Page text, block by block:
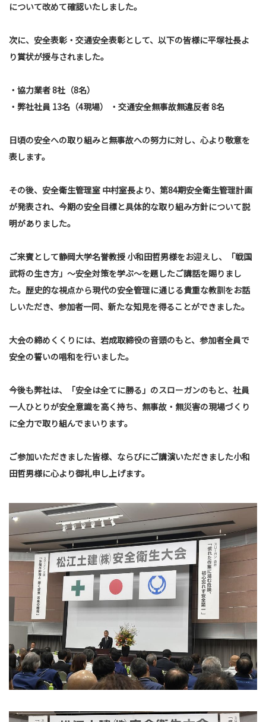
について改めて確認いたしました。
次に、安全表彰・交通安全表彰として、以下の皆様に平塚社長よ
り賞状が授与されました。
・協力業者 8社（8名）
・弊社社員 13名（4現場） ・交通安全無事故無違反者 8名
日頃の安全への取り組みと無事故への努力に対し、心より敬意を
表します。
その後、安全衛生管理室 中村室長より、第84期安全衛生管理計画
が発表され、今期の安全目標と具体的な取り組み方針について説
明がありました。
ご来賓として静岡大学名誉教授 小和田哲男様をお迎えし、「戦国
武将の生き方」～安全対策を学ぶ～を題したご講話を賜りまし
た。歴史的な視点から現代の安全管理に通じる貴重な教訓をお話
しいただき、参加者一同、新たな知見を得ることができました。
大会の締めくくりには、岩成取締役の音頭のもと、参加者全員で
安全の誓いの唱和を行いました。
今後も弊社は、「安全は全てに勝る」のスローガンのもと、社員
一人ひとりが安全意識を高く持ち、無事故・無災害の現場づくり
に全力で取り組んでまいります。
ご参加いただきました皆様、ならびにご講演いただきました小和
田哲男様に心より御礼申し上げます。